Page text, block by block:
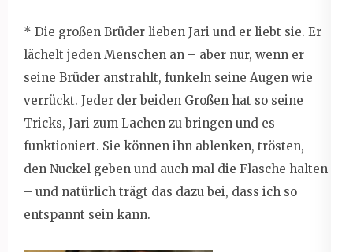
* Die großen Brüder lieben Jari und er liebt sie. Er
lächelt jeden Menschen an – aber nur, wenn er
seine Brüder anstrahlt, funkeln seine Augen wie
verrückt. Jeder der beiden Großen hat so seine
Tricks, Jari zum Lachen zu bringen und es
funktioniert. Sie können ihn ablenken, trösten,
den Nuckel geben und auch mal die Flasche halten
– und natürlich trägt das dazu bei, dass ich so
entspannt sein kann.